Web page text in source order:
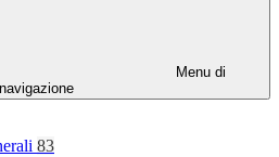
Menu di
navigazione
83